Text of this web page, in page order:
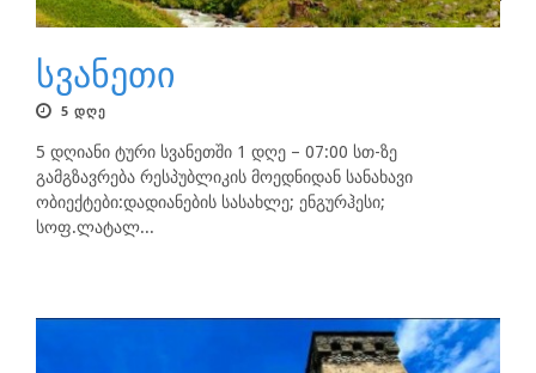
სვანეთი
5 ᲓᲦᲔ
5 დღიანი ტური სვანეთში 1 დღე – 07:00 სთ-ზე
გამგზავრება რესპუბლიკის მოედნიდან სანახავი
ობიექტები:დადიანების სასახლე; ენგურჰესი;
სოფ.ლატალ...